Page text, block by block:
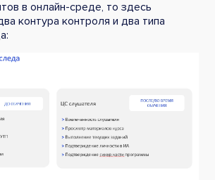
в онлайн-среде, то здесь
контура контроля и два типа